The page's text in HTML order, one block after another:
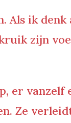
Als ik denk
zijn
er vanzelf
Ze